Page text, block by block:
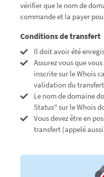
vérifier que le nom de
commande et la payer
Conditions de transfert
Il doit avoir été
Assurez vous que
inscrite sur le Whois
validation du transfert
Le nom de domaine
Status" sur le Whois
Vous devez être en
transfert (appelé